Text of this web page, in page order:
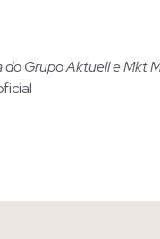
Grupo Aktuell e Mkt